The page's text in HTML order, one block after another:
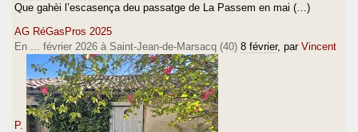
Que gahèi l’escasença deu passatge de La Passem en mai (…)
AG RéGasPros 2025
En ... février 2026 à Saint-Jean-de-Marsacq (40) 8 février, par Vincent
P.